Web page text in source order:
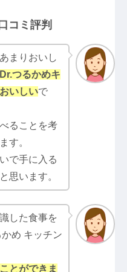
コミ評判
まりおいし
Dr.つるかめキ
いしいで
ることを考
す。
で手に入る
思います。
した食事を
め キッチン
とができま